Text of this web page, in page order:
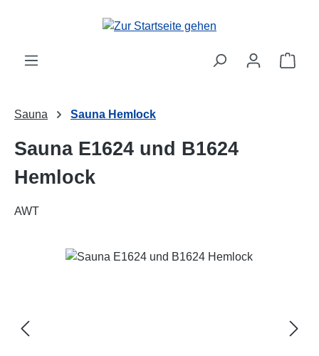
Zum Hauptinhalt springen
Sauna Sauna Hemlock
Sauna E1624 und B1624
Hemlock
AWT
Bildergalerie überspringen